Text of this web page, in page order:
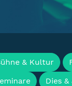
& Kultur
Dies &